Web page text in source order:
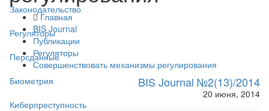
Законодательство
Регуляторы
Персданные
Биометрия
Киберпреступность
Главная
BIS Journal
Публикации
Регуляторы
Совершенствовать механизмы регулирования
BIS Journal №2(13)/2014
20 июня, 2014